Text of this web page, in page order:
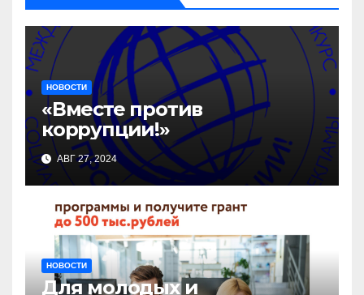
НОВОСТИ
«Вместе против
коррупции!»
АВГ 27, 2024
НОВОСТИ
Для молодых и